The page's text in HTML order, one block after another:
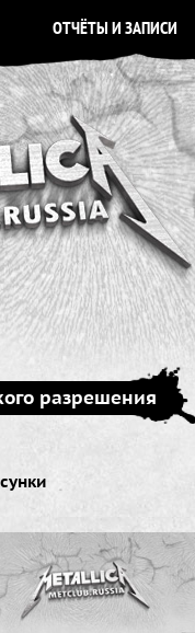
ОТЧЁТЫ И ЗАПИСИ
разрешения